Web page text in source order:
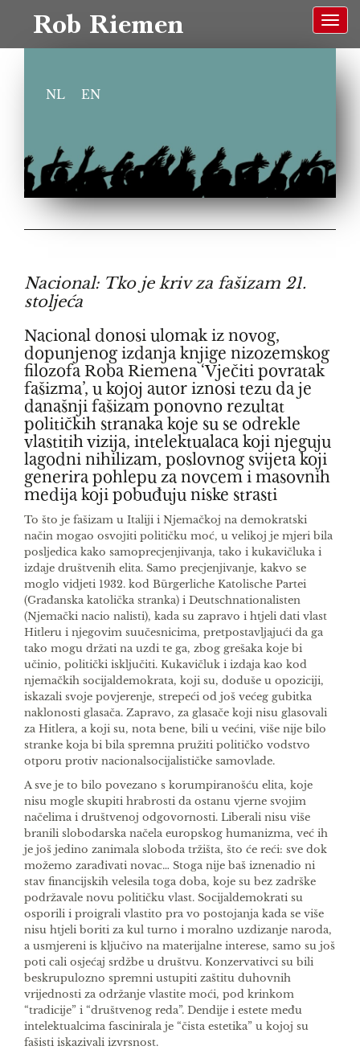
Rob Riemen
NL EN
Nacional: Tko je kriv za fašizam 21.
stoljeća
Nacional donosi ulomak iz novog,
dopunjenog izdanja knjige nizozemskog
filozofa Roba Riemena ‘Vječiti povratak
fašizma’, u kojoj autor iznosi tezu da je
današnji fašizam ponovno rezultat
političkih stranaka koje su se odrekle
vlastitih vizija, intelektualaca koji njeguju
lagodni nihilizam, poslovnog svijeta koji
generira pohlepu za novcem i masovnih
medija koji pobuđuju niske strasti
To što je fašizam u Italiji i Njemačkoj na demo­kratski
način mogao osvojiti političku moć, u veli­koj je mjeri bila
posljedica kako samoprecjenjivanja, tako i kukavičluka i
izdaje društvenih elita. Samo­ precjenjivanje, kakvo se
moglo vidjeti 1932. kod Bürgerliche Katolische Partei
(Građanska katolička stranka) i Deutschnationalisten
(Njemački nacio­ nalisti), kada su zapravo i htjeli dati vlast
Hitleru i njegovim suučesnicima, pretpostavljajući da ga
ta­ko mogu držati na uzdi te ga, zbog grešaka koje bi
učinio, politički isključiti. Kukavičluk i izdaja kao kod
njemačkih socijaldemokrata, koji su, doduše u opoziciji,
iskazali svoje povjerenje, strepeći od još većeg gubitka
naklonosti glasača. Zapravo, za gla­sače koji nisu glasovali
za Hitlera, a koji su, nota bene, bili u većini, više nije bilo
stranke koja bi bila spremna pružiti političko vodstvo
otporu protiv nacionalsocijalističke samovlade.
A sve je to bilo povezano s korumpiranošću elita, koje
nisu mogle skupiti hrabrosti da ostanu vjerne svojim
načelima i društvenoj odgovornosti. Liberali nisu više
branili slobodarska načela europskog humanizma, već ih
je još jedino zanimala sloboda tržišta, što će reći: sve dok
možemo zarađivati novac… Stoga nije baš iznenadio ni
stav financijskih velesila toga doba, koje su bez zadrške
podržavale novu političku vlast. Socijaldemokrati su
osporili i proigrali vlastito pra­ vo postojanja kada se više
nisu htjeli boriti za kul­ turno i moralno uzdizanje naroda,
a usmjereni is­ ključivo na materijalne interese, samo su još
poti­ cali osjećaj srdžbe u društvu. Konzervativci su bili
beskrupulozno spremni ustupiti zaštitu duhovnih
vrijednosti za održanje vlastite moći, pod krinkom
“tradicije” i “društvenog reda”. Dendije i estete me­đu
intelektualcima fascinirala je “čista estetika” u kojoj su
fašisti iskazivali izvrsnost.